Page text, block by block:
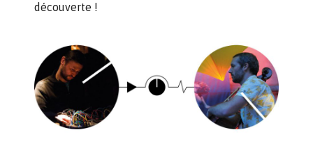
découverte !